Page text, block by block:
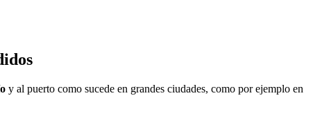
y al puerto como sucede en grandes ciudades, como por ejemplo en